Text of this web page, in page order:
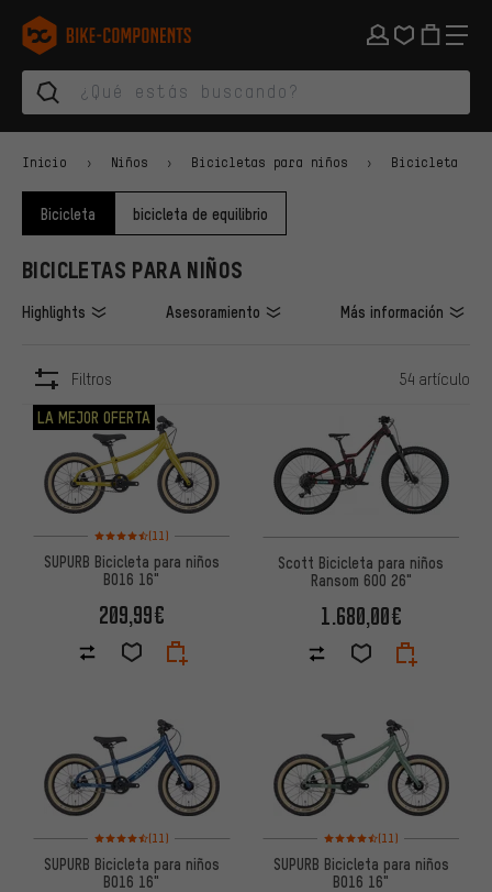
Saltar a la navegación principal
Saltar a la navegación de categorías
Saltar al contenido
Saltar a marcas y al boletín
Saltar al pie de página
bike-components.de Página de inicio
Inicio Niños Bicicletas para niños Bicicleta
Bicicleta bicicleta de equilibrio
BICICLETAS PARA NIÑOS
Highlights Asesoramiento Más información
Filtros 54 artículo
ARTÍCULOS
LA MEJOR OFERTA
Valoración media: 4,5 de 5 basada en 11 reseñas
(11)
SUPURB Bicicleta para niños
BO16 16"
209,99€
Scott Bicicleta para niños
Ransom 600 26"
1.680,00€
Valoración media: 4,5 de 5 basada en 11 reseñas
(11)
SUPURB Bicicleta para niños
BO16 16"
Valoración media: 4,5 de 5
(11)
SUPURB Bicicleta para niños
BO16 16"